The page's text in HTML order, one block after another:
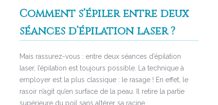
Comment s’épiler entre deux
séances d’épilation laser ?
Mais rassurez-vous : entre deux séances d’épilation
laser, l’épilation est toujours possible. La technique à
employer est la plus classique : le rasage ! En effet, le
rasoir n’agit qu’en surface de la peau. Il retire la partie
supérieure du poil sans altérer sa racine.